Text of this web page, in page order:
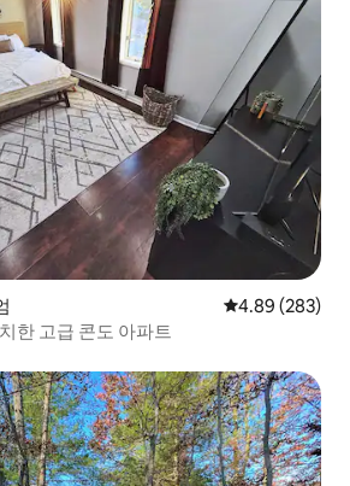
평점 4.89점(5
4.89 (283)
한 고급 콘도 아파트